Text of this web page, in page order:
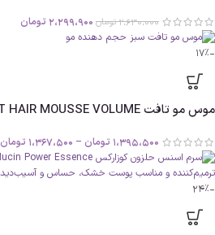
2،630،000تومان 2،299،900 تومان
-17%
موس مو تافت TAFT HAIR MOUSSE VOLUME حجم150ml اصل
1،395،500 تومان – 1،367،500 تومان
-24%